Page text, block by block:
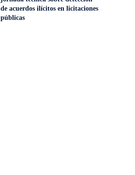
de acuerdos ilícitos en licitaciones
públicas